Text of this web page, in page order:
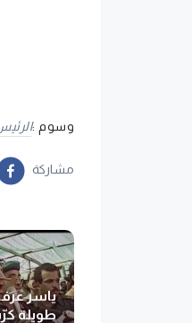
وسوم :
مشاركة
ياسر
طويلة